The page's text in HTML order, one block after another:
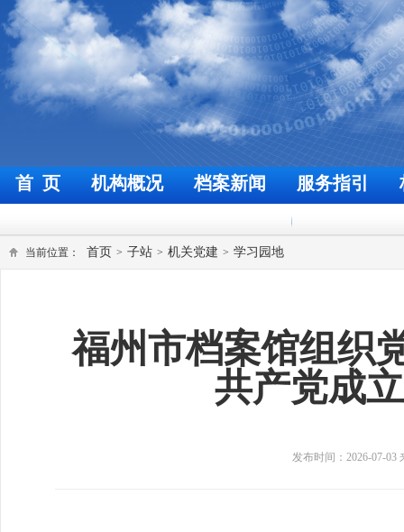
首 页 机构概况 档案新闻 服务指引
欢迎来到福州档案信息网
当前位置： 首页 > 子站 > 机关党建 > 学习园地
福州市档案馆组织
共产党成
发布时间：2026-07-03